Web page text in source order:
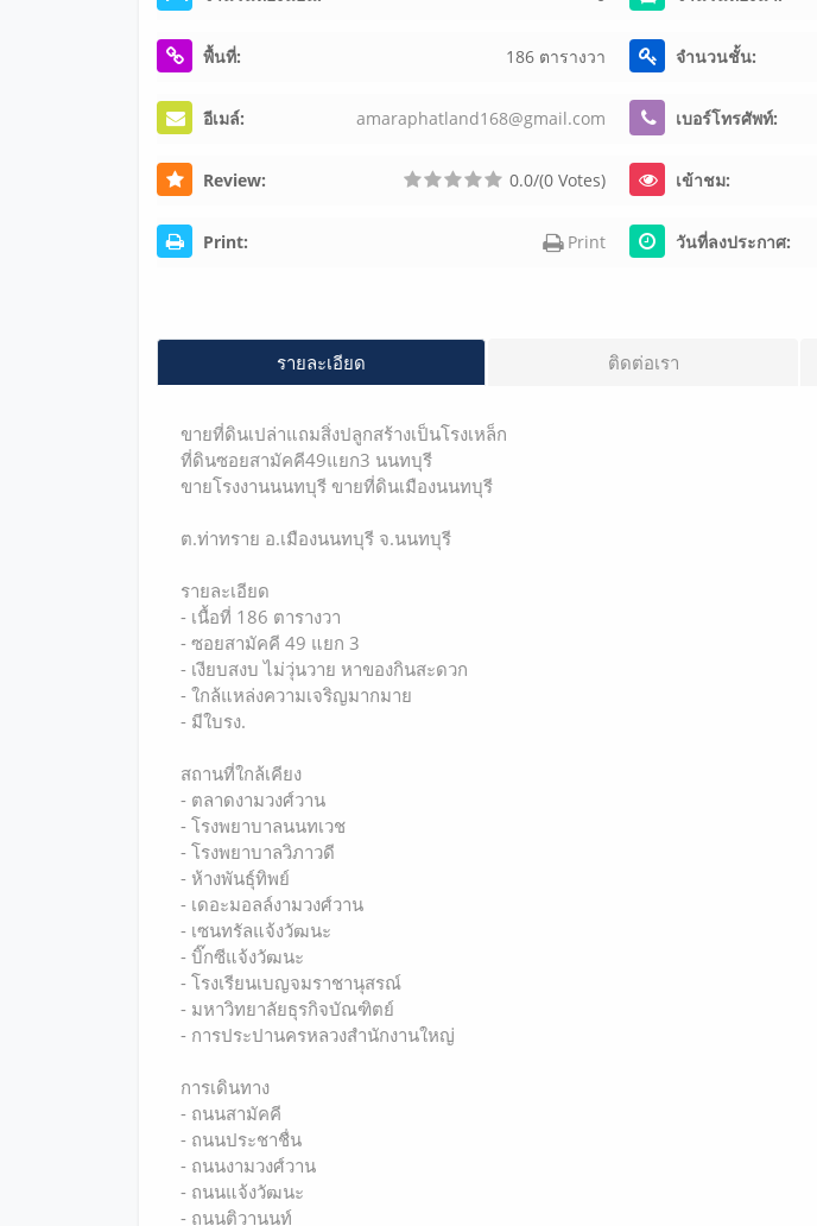
พื้นที่: 186 ตารางวา จำนวนชั้น:
อีเมล์: amaraphatland168@gmail.com เบอร์โทรศัพท์:
Review: 0.0/(0 Votes) เข้าชม:
Print: Print วันที่ลงประกาศ:
รายละเอียด ติดต่อเรา
ขายที่ดินเปล่าแถมสิ่งปลูกสร้างเป็นโรงเหล็ก
ที่ดินซอยสามัคคี49แยก3 นนทบุรี
ขายโรงงานนนทบุรี ขายที่ดินเมืองนนทบุรี
ต.ท่าทราย อ.เมืองนนทบุรี จ.นนทบุรี
รายละเอียด
- เนื้อที่ 186 ตารางวา
- ซอยสามัคคี 49 แยก 3
- เงียบสงบ ไม่วุ่นวาย หาของกินสะดวก
- ใกล้แหล่งความเจริญมากมาย
- มีใบรง.
สถานที่ใกล้เคียง
- ตลาดงามวงศ์วาน
- โรงพยาบาลนนทเวช
- โรงพยาบาลวิภาวดี
- ห้างพันธุ์ทิพย์
- เดอะมอลล์งามวงศ์วาน
- เซนทรัลแจ้งวัฒนะ
- บิ๊กซีแจ้งวัฒนะ
- โรงเรียนเบญจมราชานุสรณ์
- มหาวิทยาลัยธุรกิจบัณฑิตย์
- การประปานครหลวงสำนักงานใหญ่
การเดินทาง
- ถนนสามัคคี
- ถนนประชาชื่น
- ถนนงามวงศ์วาน
- ถนนแจ้งวัฒนะ
- ถนนติวานนท์